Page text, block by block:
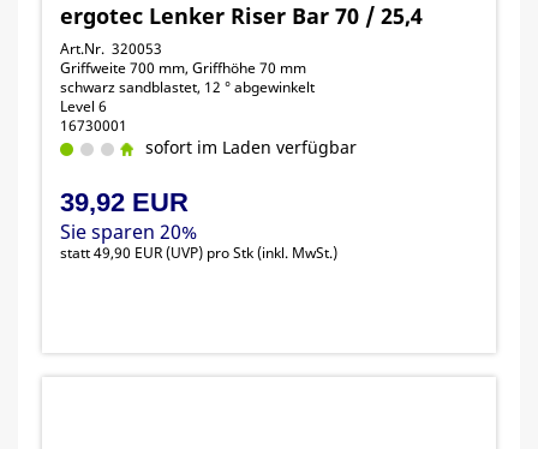
ergotec Lenker Riser Bar 70 / 25,4
Art.Nr. 320053
Griffweite 700 mm, Griffhöhe 70 mm
schwarz sandblastet, 12 ° abgewinkelt
Level 6
16730001
sofort im Laden verfügbar
39,92 EUR
Sie sparen 20%
statt49,90 EUR(UVP) pro Stk (inkl. MwSt.)